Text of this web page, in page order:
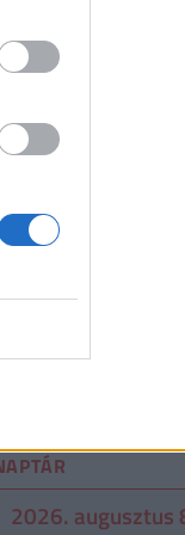
2026. augusztus 7.
Nagyon
NE MARADJ
Letarolták az
minden második
A saját márkás
2026. augusztus